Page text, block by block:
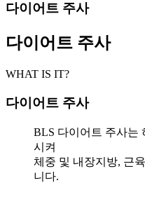
다이어트 주사
다이어트 주사
WHAT IS IT?
다이어트 주사
BLS 다이어트 주사는
시켜
체중 및 내장지방, 근
니다.